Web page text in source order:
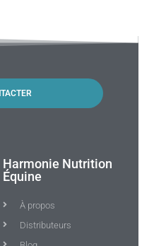
Harmonie Nutrition
Équine
À propos
Distributeurs